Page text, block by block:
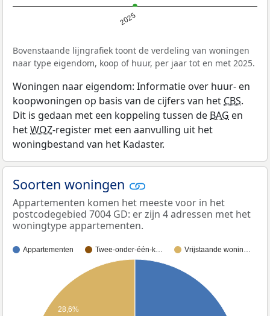
2025
Bovenstaande lijngrafiek toont de verdeling van woningen
naar type eigendom, koop of huur, per jaar tot en met 2025.
Woningen naar eigendom: Informatie over huur- en
koopwoningen op basis van de cijfers van het CBS.
Dit is gedaan met een koppeling tussen de BAG en
hetWOZ-register met een aanvulling uit het
woningbestand van het Kadaster.
Soorten woningen
Appartementen komen het meeste voor in het
postcodegebied 7004 GD: er zijn 4 adressen met het
woningtype appartementen.
Appartementen Twee-onder-één-k… Vrijstaande wonin…
28,6%